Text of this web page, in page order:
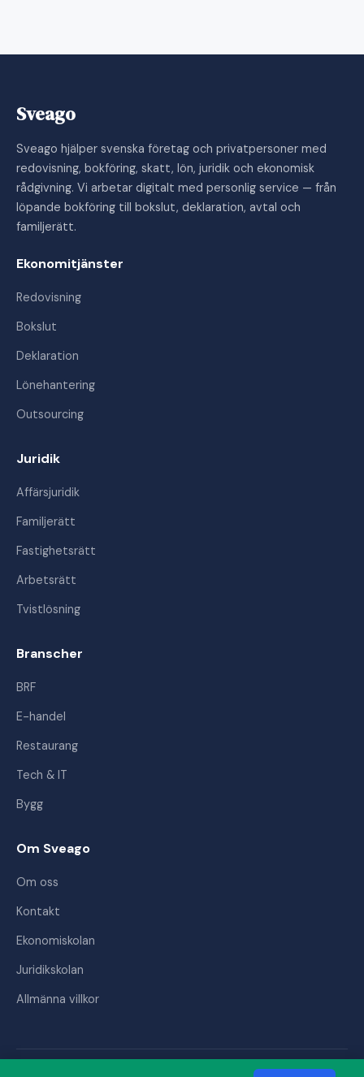
Sveago
Sveago hjälper svenska företag och privatpersoner med
redovisning, bokföring, skatt, lön, juridik och ekonomisk
rådgivning. Vi arbetar digitalt med personlig service — från
löpande bokföring till bokslut, deklaration, avtal och
familjerätt.
Ekonomitjänster
Redovisning
Bokslut
Deklaration
Lönehantering
Outsourcing
Juridik
Affärsjuridik
Familjerätt
Fastighetsrätt
Arbetsrätt
Tvistlösning
Branscher
BRF
E-handel
Restaurang
Tech & IT
Bygg
Om Sveago
Om oss
Kontakt
Ekonomiskolan
Juridikskolan
Allmänna villkor